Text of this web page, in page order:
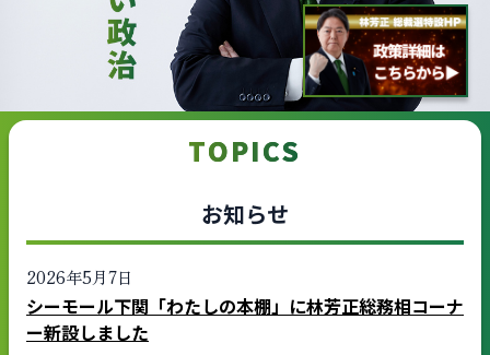
TOPICS
お知らせ
2026年5月7日
シーモール下関「わたしの本棚」に林芳正総務相コーナ
ー新設しました